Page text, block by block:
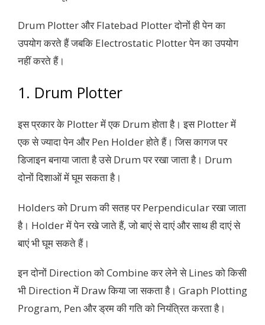
Drum Plotter और Flatebad Plotter दोनों ही पेन का
उपयोग करते हैं जबकि Electrostatic Plotter पेन का उपयोग
नहीं करते हैं।
1. Drum Plotter
इस प्रकार के Plotter में एक Drum होता है। इस Plotter में
एक से ज्यादा पेन और Pen Holder होते हैं। जिस कागज पर
डिजाइन बनाया जाता है उसे Drum पर रखा जाता है। Drum
दोनों दिशाओं में घूम सकता है।
Holders को Drum की सतह पर Perpendicular रखा जाता
है। Holder में पेन रखे जाते हैं, जो बाएं से दाएं और साथ ही दाएं से
बाएं भी घूम सकते हैं।
इन दोनों Direction को Combine कर लेने से Lines को किसी
भी Direction में Draw किया जा सकता है। Graph Plotting
Program, Pen और ड्रम की गति को नियंत्रित करता है।